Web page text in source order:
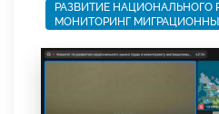
РАЗВИТИЕ НАЦИОНАЛЬНОГО
МОНИТОРИНГ